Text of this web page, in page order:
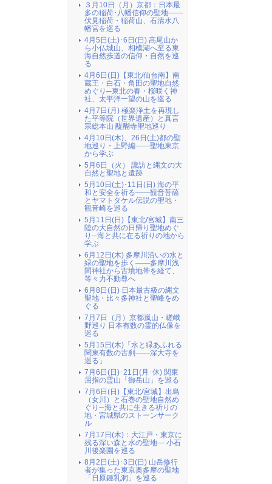
３月10日（月）京都：日本最
多の稲荷･八幡信仰の聖地――
伏見稲荷・稲荷山、石清水八
幡宮を巡る
4月5日(土)･6日(日) 高尾山か
ら小仏城山、相模湖へ至る東
海自然歩道の信仰・自然を巡
る
4月6日(日)【東北/仙台南】南
蔵王・白石・角田の聖地自然
めぐり─東北の春・桜咲く神
社、太平洋一望の山を巡る
4月7日(月) 極楽浄土を再現し
た平等院（世界遺産）と真言
宗総本山 醍醐寺聖地巡り
4月10日(木)、26日(土)都の聖
地巡り・上野編――聖地東京
から学ぶ
5月6日（火） 諏訪と縄文の大
自然と聖地と遺跡
5月10日(土)･11日(日) 海の平
和と安全を祈る――観音菩薩
とヤマトタケル伝説の聖地・
観音崎を巡る
5月11日(日)【東北/宮城】南三
陸の大自然の日帰り聖地めぐ
り─海と共に在る祈りの地から
学ぶ
6月12日(木) 多摩川沿いの水と
緑の聖地を歩く――多摩川浅
間神社から古墳地帯を経て、
等々力不動尊へ
6月8日(日) 日本最古級の縄文
聖地・比々多神社と聖峰をめ
ぐる
7月7日（月）京都嵐山・嵯峨
野巡り 日本有数の霊的仏像を
巡る
5月15日(木)「水と緑あふれる
関東有数の古刹――深大寺を
巡る」
7月6日(日)･21日(月･休) 関東
屈指の霊山「御岳山」を巡る
7月6日(日)【東北/宮城】出島
（女川）と石巻の聖地自然め
ぐり─海と共に生きる祈りの
地・宮城県のストーンサーク
ル
7月17日(木)：大江戸・東京に
残る深い森と水の聖地― 小石
川後楽園を巡る
8月2日(土)･3日(日) 山岳修行
者が集った東京奥多摩の聖地
「日原鍾乳洞」を巡る